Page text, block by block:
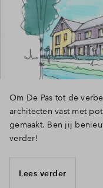
Om De Pas tot de
architecten vast met
gemaakt. Ben jij
verder!
Lees verder